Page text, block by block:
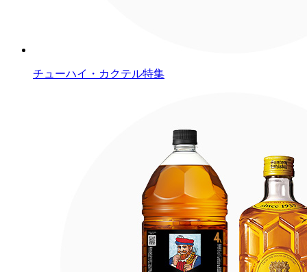
チューハイ・カクテル特集